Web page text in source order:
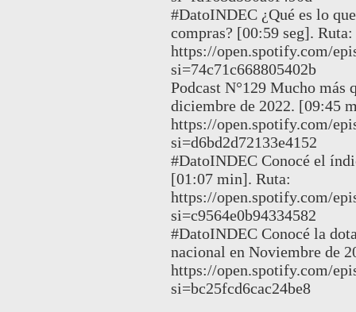
#DatoINDEC ¿Qué es lo
compras? [00:59 seg]. Ruta:
https://open.spotify.com/
si=74c71c668805402b
Podcast N°129 Mucho más
diciembre de 2022. [09:45
https://open.spotify.com/
si=d6bd2d72133e4152
#DatoINDEC Conocé el
[01:07 min]. Ruta:
https://open.spotify.com/
si=c9564e0b94334582
#DatoINDEC Conocé la
nacional en Noviembre de
https://open.spotify.com/
si=bc25fcd6cac24be8